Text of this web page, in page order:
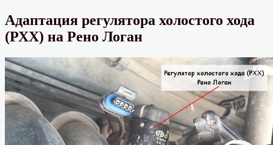
Адаптация регулятора холостого хода
(РХХ) на Рено Логан